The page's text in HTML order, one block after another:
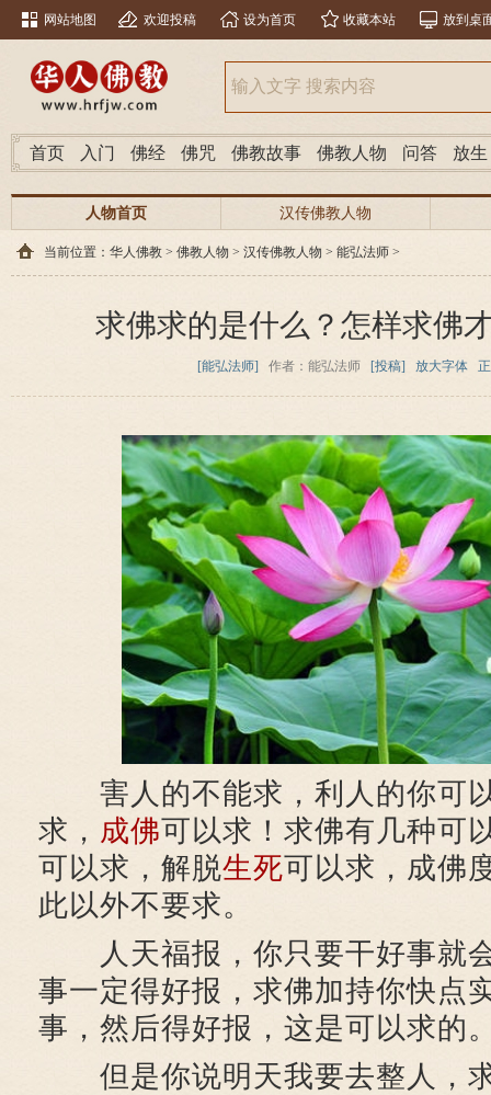
网站地图 欢迎投稿 设为首页 收藏本站 放到桌
首页 入门 佛经 佛咒 佛教故事 佛教人物 问答 放生
人物首页 汉传佛教人物
当前位置： 华人佛教 > 佛教人物 > 汉传佛教人物 > 能弘法师 >
求佛求的是什么？怎样求佛
[能弘法师] 作者：能弘法师 [投稿] 放大字体
害人的不能求，利人的你可
求， 成佛可以求！求佛有几种可
可以求，解脱生死可以求，成佛
此以外不要求。
人天福报，你只要干好事就
事一定得好报，求佛加持你快点
事，然后得好报，这是可以求的
但是你说明天我要去整人，